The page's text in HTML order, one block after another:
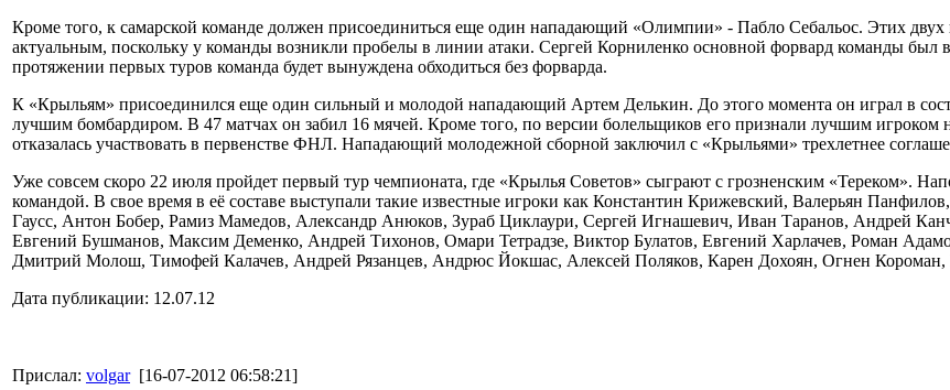
Кроме того, к самарской команде должен присоединиться еще один нападающий «Олимпии» - Пабло Себальос. Этих двух
актуальным, поскольку у команды возникли пробелы в линии атаки. Сергей Корниленко основной форвард команды
протяжении первых туров команда будет вынуждена обходиться без форварда.
К «Крыльям» присоединился еще один сильный и молодой нападающий Артем Делькин. До этого момента он играл в
лучшим бомбардиром. В 47 матчах он забил 16 мячей. Кроме того, по версии болельщиков его признали лучшим игроком
отказалась участвовать в первенстве ФНЛ. Нападающий молодежной сборной заключил с «Крыльями» трехлетнее
Уже совсем скоро 22 июля пройдет первый тур чемпионата, где «Крылья Советов» сыграют с грозненским «Тереком».
командой. В свое время в её составе выступали такие известные игроки как Константин Крижевский, Валерьян
Гаусс, Антон Бобер, Рамиз Мамедов, Александр Анюков, Зураб Циклаури, Сергей Игнашевич, Иван Таранов, Андрей
Евгений Бушманов, Максим Деменко, Андрей Тихонов, Омари Тетрадзе, Виктор Булатов, Евгений Харлачев, Роман
Дмитрий Молош, Тимофей Калачев, Андрей Рязанцев, Андрюс Йокшас, Алексей Поляков, Карен Дохоян, Огнен
Дата публикации: 12.07.12
Прислал: volgar [16-07-2012 06:58:21]